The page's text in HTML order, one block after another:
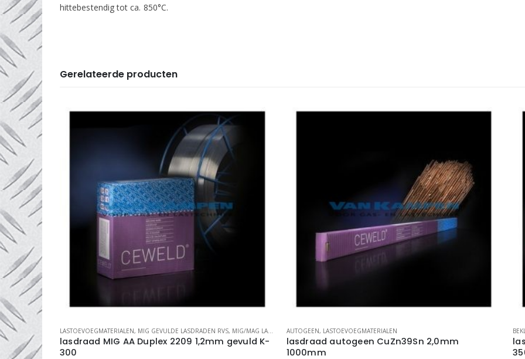
hittebestendig tot ca. 850°C.
Gerelateerde producten
, MIG/MAG LASDRADEN
K-
AUTOGEEN,LASTOEVOEGMATERIALEN
lasdraad autogeen CuZn39Sn 2,0mm
1000mm
BEKLEDE LASELECTRODEN,BMBE SPECIALS
laselektrode Ceweld E DUR 62 S 3,2mm
350mm/2,5kg